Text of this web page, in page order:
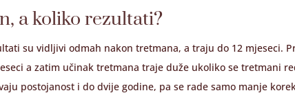
a koliko rezultati?
su vidljivi odmah nakon tretmana, a traju do 12 mjeseci.
a zatim učinak tretmana traje duže ukoliko se tretmani
postojanost i do dvije godine, pa se rade samo manje